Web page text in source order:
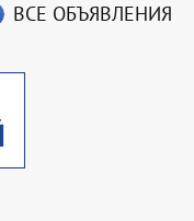
ВСЕ ОБЪЯВЛЕНИЯ